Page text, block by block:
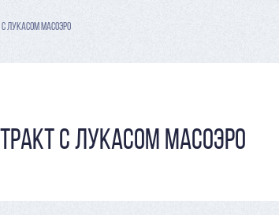
ЛУКАСОМ МАСОЭРО
С ЛУКАСОМ МАСОЭРО